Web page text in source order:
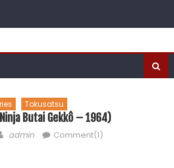
Tokusatsu
Butai Gekkô – 1964)
admin Comment(1)